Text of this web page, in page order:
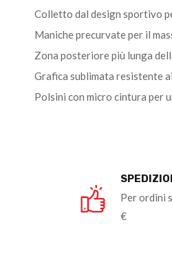
Colletto dal design sportivo
Maniche precurvate per il
Zona posteriore più lunga
Grafica sublimata resistente
Polsini con micro cintura per
Per ordini
€